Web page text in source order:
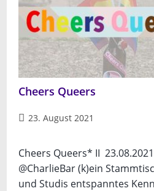
Cheers Queers
Beitrag
23. August 2021
Cheers Queers* II
@CharlieBar (k)ein
und Studis entspanntes